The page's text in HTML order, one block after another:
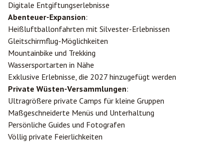
Digitale Entgiftungserlebnisse
Abenteuer-Expansion:
Heißluftballonfahrten mit Silvester-Erlebnissen
Gleitschirmflug-Möglichkeiten
Mountainbike und Trekking
Wassersportarten in Nähe
Exklusive Erlebnisse, die 2027 hinzugefügt werden
Private Wüsten-Versammlungen:
Ultragrößere private Camps für kleine Gruppen
Maßgeschneiderte Menüs und Unterhaltung
Persönliche Guides und Fotografen
Völlig private Feierlichkeiten